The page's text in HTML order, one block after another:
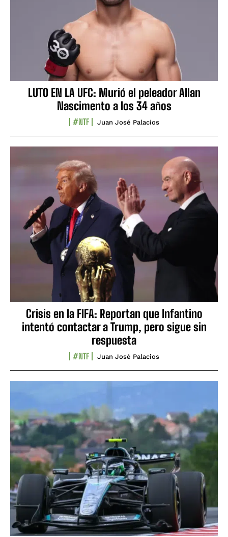
LUTO EN LA UFC: Murió el peleador Allan
Nascimento a los 34 años
#NTF Juan José Palacios
Crisis en la FIFA: Reportan que Infantino
intentó contactar a Trump, pero sigue sin
respuesta
#NTF Juan José Palacios